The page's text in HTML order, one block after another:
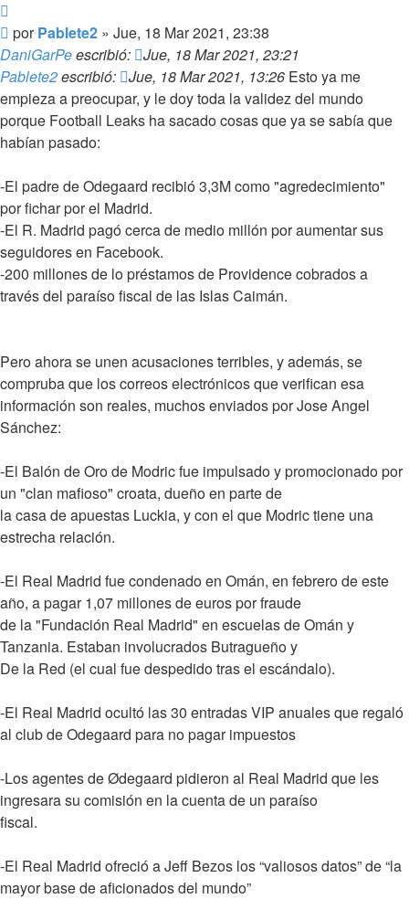
Mensaje
porPablete2 » Jue, 18 Mar 2021, 23:38
DaniGarPeescribió:
Jue, 18 Mar 2021, 23:21
Pablete2escribió: Jue, 18 Mar 2021, 13:26 Esto ya me
empieza a preocupar, y le doy toda la validez del mundo
porque Football Leaks ha sacado cosas que ya se sabía que
habían pasado:
-El padre de Odegaard recibió 3,3M como "agredecimiento"
por fichar por el Madrid.
-El R. Madrid pagó cerca de medio millón por aumentar sus
seguidores en Facebook.
-200 millones de lo préstamos de Providence cobrados a
través del paraíso fiscal de las Islas Caimán.
Pero ahora se unen acusaciones terribles, y además, se
compruba que los correos electrónicos que verifican esa
información son reales, muchos enviados por Jose Angel
Sánchez:
-El Balón de Oro de Modric fue impulsado y promocionado por
un "clan mafioso" croata, dueño en parte de
la casa de apuestas Luckia, y con el que Modric tiene una
estrecha relación.
-El Real Madrid fue condenado en Omán, en febrero de este
año, a pagar 1,07 millones de euros por fraude
de la "Fundación Real Madrid" en escuelas de Omán y
Tanzania. Estaban involucrados Butragueño y
De la Red (el cual fue despedido tras el escándalo).
-El Real Madrid ocultó las 30 entradas VIP anuales que regaló
al club de Odegaard para no pagar impuestos
-Los agentes de Ødegaard pidieron al Real Madrid que les
ingresara su comisión en la cuenta de un paraíso
fiscal.
-El Real Madrid ofreció a Jeff Bezos los “valiosos datos” de “la
mayor base de aficionados del mundo”